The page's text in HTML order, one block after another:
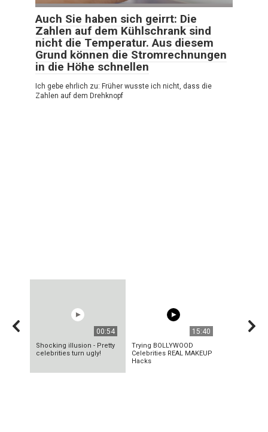
Auch Sie haben sich geirrt: Die
Zahlen auf dem Kühlschrank sind
nicht die Temperatur. Aus diesem
Grund können die Stromrechnungen
in die Höhe schnellen
Ich gebe ehrlich zu: Früher wusste ich nicht, dass die
Zahlen auf dem Drehknopf
00:54
Shocking illusion - Pretty
celebrities turn ugly!
15:40
Trying BOLLYWOOD
Celebrities REAL MAKEUP
Hacks